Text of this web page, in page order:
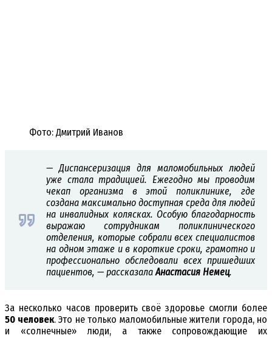
Фото: Дмитрий Иванов
— Диспансеризация для маломобильных людей
уже стала традицией. Ежегодно мы проводим
чекап организма в этой поликлинике, где
создана максимально доступная среда для людей
на инвалидных колясках. Особую благодарность
выражаю сотрудникам поликлинического
отделения, которые собрали всех специалистов
на одном этаже и в короткие сроки, грамотно и
профессионально обследовали всех пришедших
пациентов, — рассказалаАнастасия Немец.
За несколько часов проверить своё здоровье смогли более
50 человек. Это не только маломобильные жители города, но
и «солнечные» люди, а также сопровождающие их